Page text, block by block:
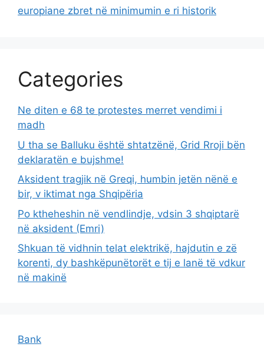
europiane zbret në minimumin e ri historik
Categories
Ne diten e 68 te protestes merret vendimi i
madh
U tha se Balluku është shtatzënë, Grid Rroji bën
deklaratën e bujshme!
Aksident tragjik në Greqi, humbin jetën nënë e
bir, v iktimat nga Shqipëria
Po ktheheshin në vendlindje, vdsin 3 shqiptarë
në aksident (Emri)
Shkuan të vidhnin telat elektrikë, hajdutin e zë
korenti, dy bashkëpunëtorët e tij e lanë të vdkur
në makinë
Bank